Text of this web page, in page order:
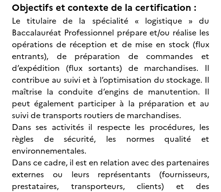
Objectifs et contexte de la certification :
Le titulaire de la spécialité « logistique » du
Baccalauréat Professionnel prépare et/ou réalise les
opérations de réception et de mise en stock (flux
entrants), de préparation de commandes et
d’expédition (flux sortants) de marchandises. Il
contribue au suivi et à l’optimisation du stockage. Il
maîtrise la conduite d’engins de manutention. Il
peut également participer à la préparation et au
suivi de transports routiers de marchandises.
Dans ses activités il respecte les procédures, les
règles de sécurité, les normes qualité et
environnementales.
Dans ce cadre, il est en relation avec des partenaires
externes ou leurs représentants (fournisseurs,
prestataires, transporteurs, clients) et des